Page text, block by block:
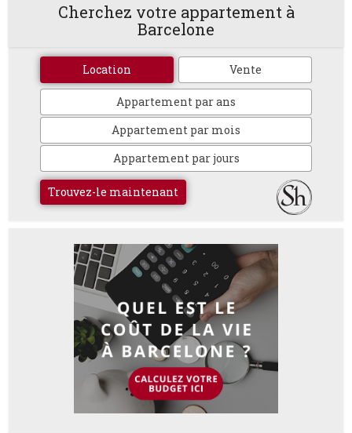
Cherchez votre appartement à
Barcelone
Location Vente
Appartement par ans
Appartement par mois
Appartement par jours
Trouvez-le maintenant